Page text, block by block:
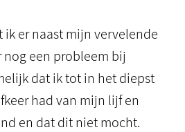
ik er naast mijn vervelende
nog een probleem bij
dat ik tot in het diepst
had van mijn lijf en
en dat dit niet mocht.